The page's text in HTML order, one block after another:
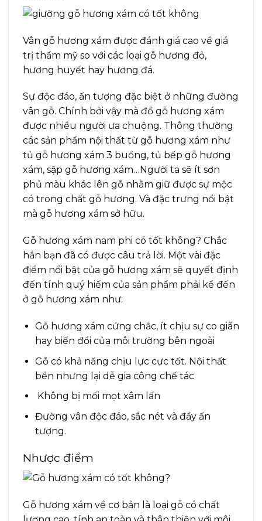
Vân gỗ hương xám được đánh giá cao về giá
trị thẩm mỹ so với các loại gỗ hương đỏ,
hương huyết hay hương đá.
Sự độc đáo, ấn tượng đặc biệt ở những đường
vân gỗ. Chính bởi vậy mà đồ gỗ hương xám
được nhiều người ưa chuộng. Thông thường
các sản phẩm nội thất từ gỗ hương xám như
tủ gỗ hương xám 3 buồng, tủ bếp gỗ hương
xám, sập gỗ hương xám…Người ta sẽ ít sơn
phủ màu khác lên gỗ nhằm giữ được sự mộc
có trong chất gỗ hương. Và đặc trưng nổi bật
mà gỗ hương xám sở hữu.
Gỗ hương xám nam phi có tốt không? Chắc
hẳn bạn đã có được câu trả lời. Một vài đặc
điểm nổi bật của gỗ hương xám sẽ quyết định
đến tính quý hiếm của sản phẩm phải kể đến
ở gỗ hương xám như:
Gỗ hương xám cứng chắc, ít chịu sự co giãn
hay biến đổi của môi trường bên ngoài
Gỗ có khả năng chịu lực cực tốt. Nội thất
bền nhưng lại dễ gia công chế tác
Không bị mối mọt xâm lấn
Đường vân độc đáo, sắc nét và đầy ấn
tượng.
Nhược điểm
Gỗ hương xám về cơ bản là loại gỗ có chất